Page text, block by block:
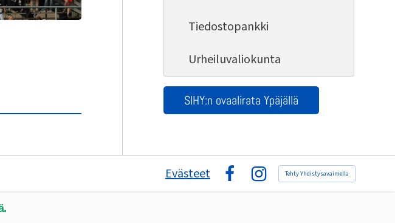
Tiedostopankki
Urheiluvaliokunta
SIHY:n ovaalirata Ypäjällä
Evästeet
Tehty Yhdistysavaimella